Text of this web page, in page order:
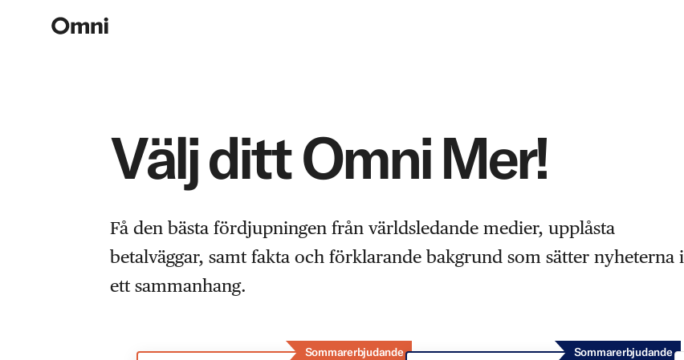
Välj ditt Omni Mer!
Få den bästa fördjupningen från världsledande medier, upplåsta
betalväggar, samt fakta och förklarande bakgrund som sätter nyheterna i
ett sammanhang.
Sommarerbjudande Sommarerbjudande